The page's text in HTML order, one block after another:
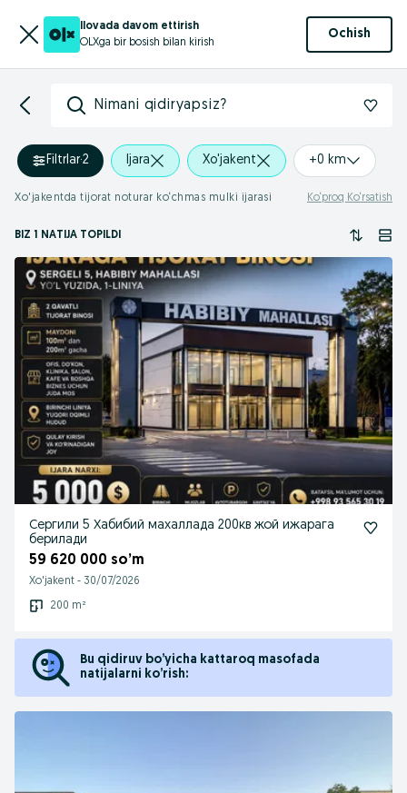
Ilovada davom ettirish
OLXga bir bosish bilan kirish
Ochish
Nimani qidiryapsiz?
Filtrlar·2 Ijara Xo'jakent +0 km
Xo'jakentda tijorat noturar ko‘chmas mulki ijarasi Ko‘proq Ko‘rsatish
BIZ 1 NATIJA TOPILDI
Сергили 5 Хабибий махаллада 200кв жой ижарага
берилади
59 620 000 so’m
Xo'jakent - 30/07/2026
200 m²
Bu qidiruv bo’yicha kattaroq masofada
natijalarni ko’rish: